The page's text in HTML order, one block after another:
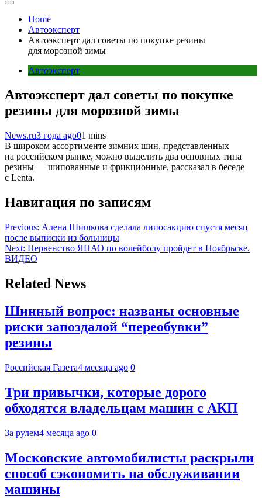
Home
Автоэксперт
Автоэксперт дал советы по покупке резины
для морозной зимы
Автоэксперт
Автоэксперт дал советы по покупке
резины для морозной зимы
News.ru3 года ago01 mins
В широком ассортименте зимних шин, представленных
на российском рынке, можно выделить два основных типа
резины — шипованные и фрикционные, рассказал в беседе
с Lenta.
Навигация по записям
Previous: Алена Шишкова сделала липосакцию спустя месяц
после выписки из больницы
Next: Первенство ЯНАО по волейболу пройдет в Ноябрьске.
ВИДЕО
Related News
Шинный вопрос: названы основные
риски запоздалой “переобувки”
резины
Российская Газета4 месяца ago 0
Три привычки, которые дорого
обходятся владельцам машин с АКП
За рулем4 месяца ago 0
Московские автомобилисты раскрыли
способ сэкономить на обслуживании
машины